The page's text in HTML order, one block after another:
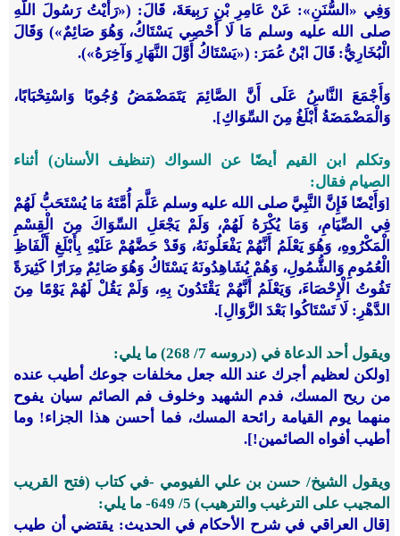
وَفِي «السُّنَنِ»: عَنْ عَامِرِ بْنِ رَبِيعَةَ، قَالَ: («رَأَيْتُ رَسُولَ اللَّهِ
صلى الله عليه وسلم مَا لَا أُحْصِي يَسْتَاكُ، وَهُوَ صَائِمٌ») وَقَالَ
الْبُخَارِيُّ: قَالَ ابْنُ عُمَرَ: («يَسْتَاكُ أَوَّلَ النَّهَارِ وَآخِرَهُ»).
وَأَجْمَعَ النَّاسُ عَلَى أَنَّ الصَّائِمَ يَتَمَضْمَضُ وُجُوبًا وَاسْتِحْبَابًا،
وَالْمَضْمَضَةُ أَبْلَغُ مِنَ السِّوَاكِ].
وتكلم ابن القيم أيضًا عن السواك (تنظيف الأسنان) أثناء
الصيام فقال:
[وَأَيْضًا فَإِنَّ النَّبِيَّ صلى الله عليه وسلم عَلَّمَ أُمَّتَهُ مَا يُسْتَحَبُّ لَهُمْ
فِي الصِّيَامِ، وَمَا يُكْرَهُ لَهُمْ، وَلَمْ يَجْعَلِ السِّوَاكَ مِنَ الْقِسْمِ
الْمَكْرُوهِ، وَهُوَ يَعْلَمُ أَنَّهُمْ يَفْعَلُونَهُ، وَقَدْ حَضَّهُمْ عَلَيْهِ بِأَبْلَغِ أَلْفَاظِ
الْعُمُومِ وَالشُّمُولِ، وَهُمْ يُشَاهِدُونَهُ يَسْتَاكُ وَهُوَ صَائِمٌ مِرَارًا كَثِيرَةً
تَفُوتُ الْإِحْصَاءَ، وَيَعْلَمُ أَنَّهُمْ يَقْتَدُونَ بِهِ، وَلَمْ يَقُلْ لَهُمْ يَوْمًا مِنَ
الدَّهْرِ: لَا تَسْتَاكُوا بَعْدَ الزَّوَالِ].
ويقول أحد الدعاة في (دروسه 7/ 268) ما يلي:
[ولكن لعظيم أجرك عند الله جعل مخلفات جوعك أطيب عنده
من ريح المسك، فدم الشهيد وخلوف فم الصائم سيان يفوح
منهما يوم القيامة رائحة المسك، فما أحسن هذا الجزاء! وما
أطيب أفواه الصائمين!].
ويقول الشيخ/ حسن بن علي الفيومي -في كتاب (فتح القريب
المجيب على الترغيب والترهيب) 5/ 649- ما يلي:
[قال العراقي في شرح الأحكام في الحديث: يقتضي أن طيب